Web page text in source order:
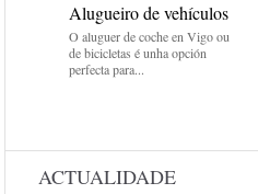
Alugueiro de vehículos
O aluguer de coche en Vigo ou
de bicicletas é unha opción
perfecta para...
ACTUALIDADE